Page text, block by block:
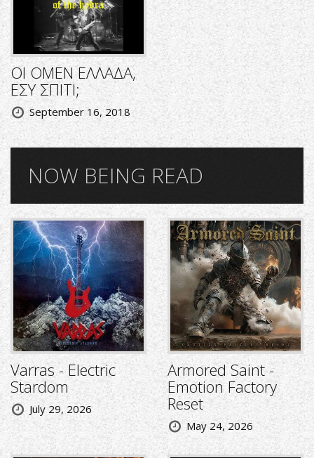
ΟΙ OMEN ΕΛΛΑΔΑ,
ΕΣΥ ΣΠΙΤΙ;
September 16, 2018
NOW BEING READ
Varras - Electric
Stardom
July 29, 2026
Armored Saint -
Emotion Factory
Reset
May 24, 2026